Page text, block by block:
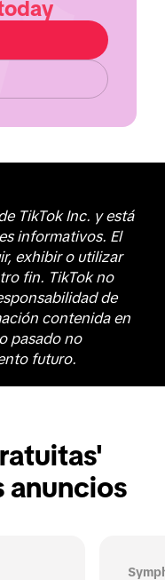
TikTok Inc. y está
informativos. El
exhibir o utilizar
fin. TikTok no
de
contenida en
pasado no
futuro.
anuncios